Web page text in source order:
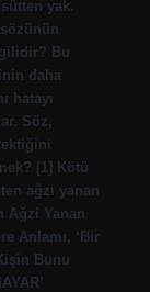
yak.
Bu
daha
hatayı
Söz,
[1] Kötü
ağzı yanan
Ağzi Yanan
Anlamı, ‘Bir
Bunu